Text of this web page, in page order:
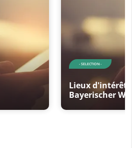
- SELECTION -
Lieux d'intérêt
Bayerischer